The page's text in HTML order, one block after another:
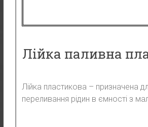
Лійка паливна
Лійка пластикова – призначена
переливання рідин в ємності з